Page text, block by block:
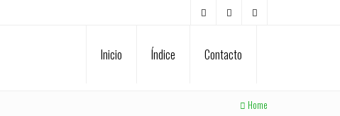
Inicio Índice Contacto
Home